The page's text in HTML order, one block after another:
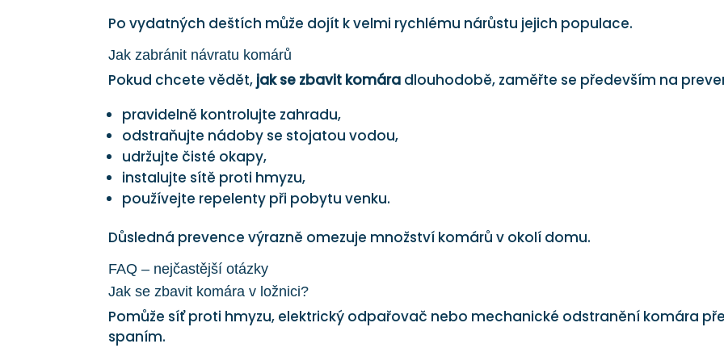
Po vydatných deštích může dojít k velmi rychlému nárůstu jejich populace.
Jak zabránit návratu komárů
Pokud chcete vědět, jak se zbavit komára dlouhodobě, zaměřte se především na
pravidelně kontrolujte zahradu,
odstraňujte nádoby se stojatou vodou,
udržujte čisté okapy,
instalujte sítě proti hmyzu,
používejte repelenty při pobytu venku.
Důsledná prevence výrazně omezuje množství komárů v okolí domu.
FAQ – nejčastější otázky
Jak se zbavit komára v ložnici?
Pomůže síť proti hmyzu, elektrický odpařovač nebo mechanické odstranění komára
spaním.